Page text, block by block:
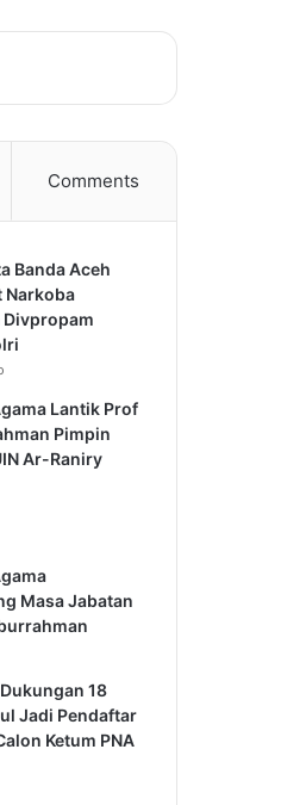
Comments
Banda Aceh
Narkoba
Lantik Prof
Pimpin
Ar-Raniry
Masa Jabatan
18
Jadi Pendaftar
Ketum PNA